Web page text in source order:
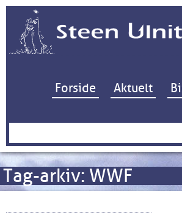
Hop til
Forside Aktuelt
Søg
Tag-arkiv: WWF